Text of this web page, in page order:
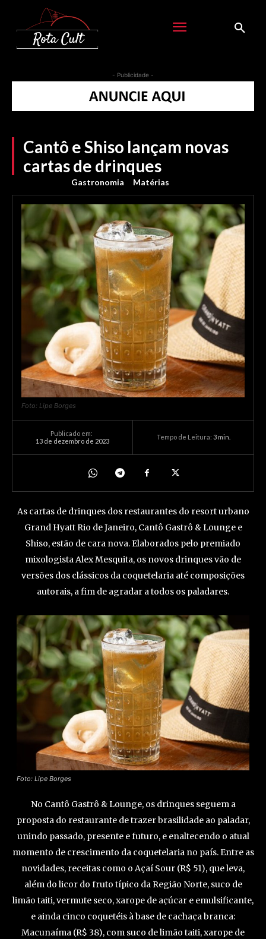
- Publicidade -
Cantô e Shiso lançam novas
cartas de drinques
Gastronomia Matérias
Foto: Lipe Borges
Publicado em:
13 de dezembro de 2023
Tempo de Leitura: 3min.
As cartas de drinques dos restaurantes do resort urbano
Grand Hyatt Rio de Janeiro, Cantô Gastrô & Lounge e
Shiso, estão de cara nova. Elaborados pelo premiado
mixologista Alex Mesquita, os novos drinques vão de
versões dos clássicos da coquetelaria até composições
autorais, a fim de agradar a todos os paladares.
Foto: Lipe Borges
No Cantô Gastrô & Lounge, os drinques seguem a
proposta do restaurante de trazer brasilidade ao paladar,
unindo passado, presente e futuro, e enaltecendo o atual
momento de crescimento da coquetelaria no país. Entre as
novidades, receitas como o Açaí Sour (R$ 51), que leva,
além do licor do fruto típico da Região Norte, suco de
limão taiti, vermute seco, xarope de açúcar e emulsificante,
e ainda cinco coquetéis à base de cachaça branca:
Macunaíma (R$ 38), com suco de limão taiti, xarope de